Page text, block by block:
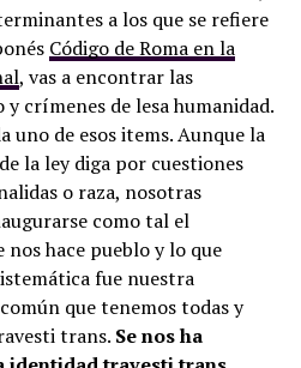
a los que se refiere
Código de Roma en la
, vas a encontrar las
crímenes de lesa humanidad.
uno de esos items. Aunque la
la ley diga por cuestiones
o raza, nosotras
como tal el
hace pueblo y lo que
fue nuestra
que tenemos todas y
trans. Se nos ha